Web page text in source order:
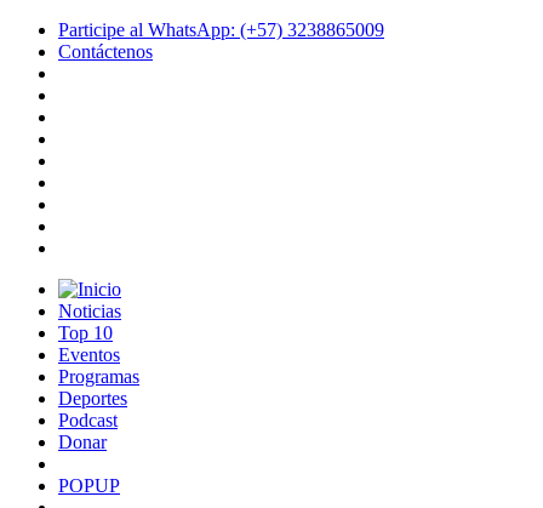
Participe al WhatsApp: (+57) 3238865009
Contáctenos
Noticias
Top 10
Eventos
Programas
Deportes
Podcast
Donar
POPUP